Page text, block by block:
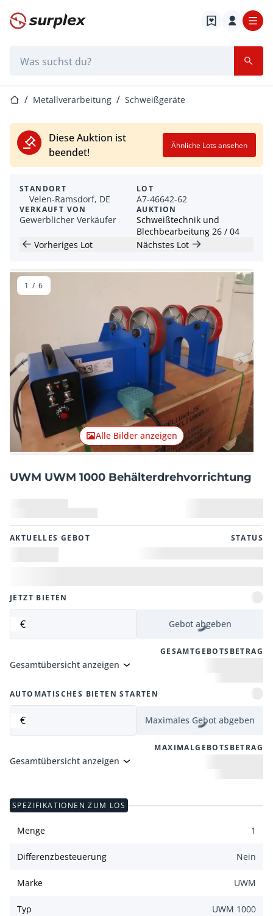
Startseite
StartseiteMetallverarbeitung Schweißgeräte
Diese Auktion ist
beendet!
Ähnliche Lots ansehen
STANDORT
Velen-Ramsdorf, DE
VERKAUFT VON
Gewerblicher Verkäufer
LOT
A7-46642-62
AUKTION
Schweißtechnik und
Blechbearbeitung 26 / 04
Vorheriges Lot
Nächstes Lot
Vorheriger Artikel
Alle Bilder anzeigen
1 / 6
UWM UWM 1000 Behälterdrehvorrichtung
AKTUELLES GEBOT STATUS
JETZT BIETEN
€ Gebot abgeben
GESAMTGEBOTSBETRAG
Gesamtübersicht anzeigen
AUTOMATISCHES BIETEN STARTEN
€ Maximales Gebot abgeben
MAXIMALGEBOTSBETRAG
Gesamtübersicht anzeigen
SPEZIFIKATIONEN ZUM LOS
Menge 1
Differenzbesteuerung Nein
Marke UWM
Typ UWM 1000